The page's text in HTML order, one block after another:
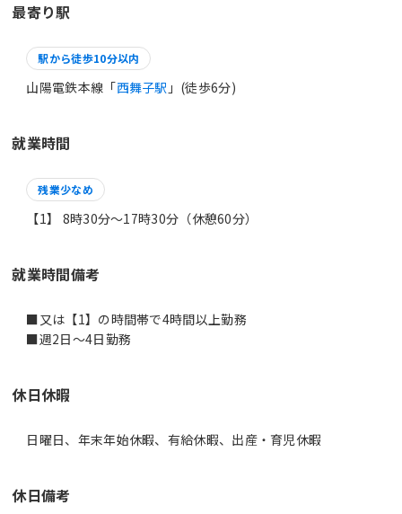
最寄り駅
駅から徒歩10分以内
山陽電鉄本線「西舞子駅 」(徒歩6分)
就業時間
残業少なめ
【1】 8時30分〜17時30分（休憩60分）
就業時間備考
■又は【1】の時間帯で4時間以上勤務
休日休暇
日曜日、年末年始休暇、有給休暇、出産・育児休暇
休日備考